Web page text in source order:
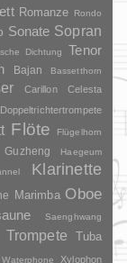
Romanze Rondo
Sonate Sopran
Dichtung Tenor
Bajan Bassetthorn
Carillon Celesta
Doppeltrichtertrompete
Flöte
Flügelhorn
Guzheng
Haegeum
Klarinette
Marimba Oboe
Saenghwang
Trompete
Tuba
Waterphone
Xylophon